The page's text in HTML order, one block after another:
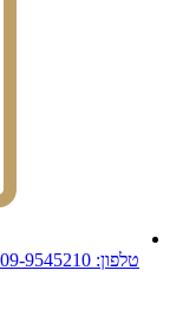
טלפון: 09-9545210